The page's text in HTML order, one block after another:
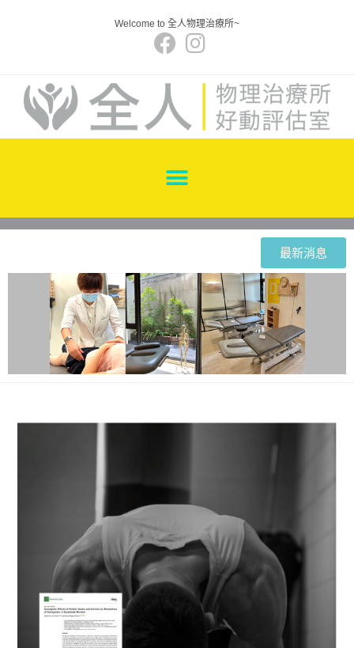
Welcome to 全人物理治療所~
最新消息